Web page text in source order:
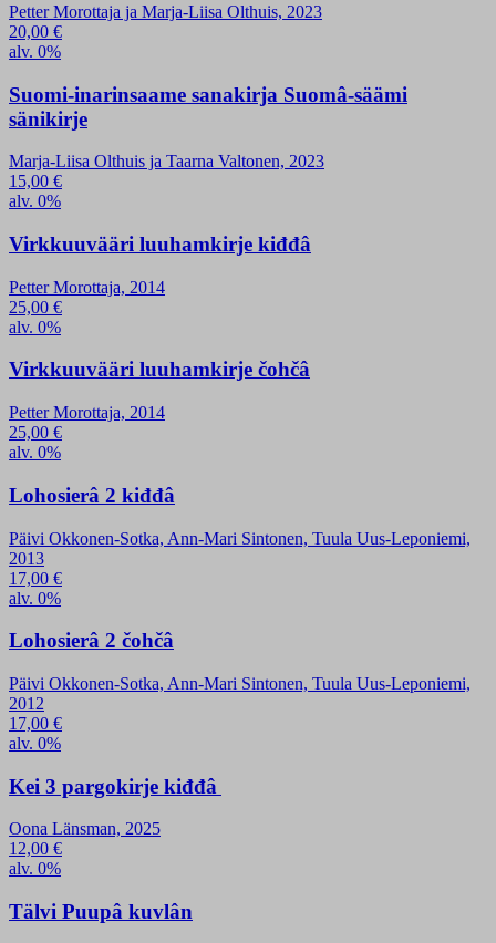
Petter Morottaja ja Marja-Liisa Olthuis, 2023
20,00 €
alv. 0%
Suomi-inarinsaame sanakirja Suomâ-säämi
sänikirje
Marja-Liisa Olthuis ja Taarna Valtonen, 2023
15,00 €
alv. 0%
Virkkuuvääri luuhamkirje kiđđâ
Petter Morottaja, 2014
25,00 €
alv. 0%
Virkkuuvääri luuhamkirje čohčâ
Petter Morottaja, 2014
25,00 €
alv. 0%
Lohosierâ 2 kiđđâ
Päivi Okkonen-Sotka, Ann-Mari Sintonen, Tuula Uus-Leponiemi,
2013
17,00 €
alv. 0%
Lohosierâ 2 čohčâ
Päivi Okkonen-Sotka, Ann-Mari Sintonen, Tuula Uus-Leponiemi,
2012
17,00 €
alv. 0%
Kei 3 pargokirje kiđđâ
Oona Länsman, 2025
12,00 €
alv. 0%
Tälvi Puupâ kuvlân